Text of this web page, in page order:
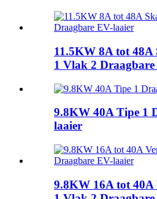
11.5KW 8A tot 48A
1 Vlak 2 Draagbare
9.8KW 40A Tipe 1
laaier
9.8KW 16A tot 40A